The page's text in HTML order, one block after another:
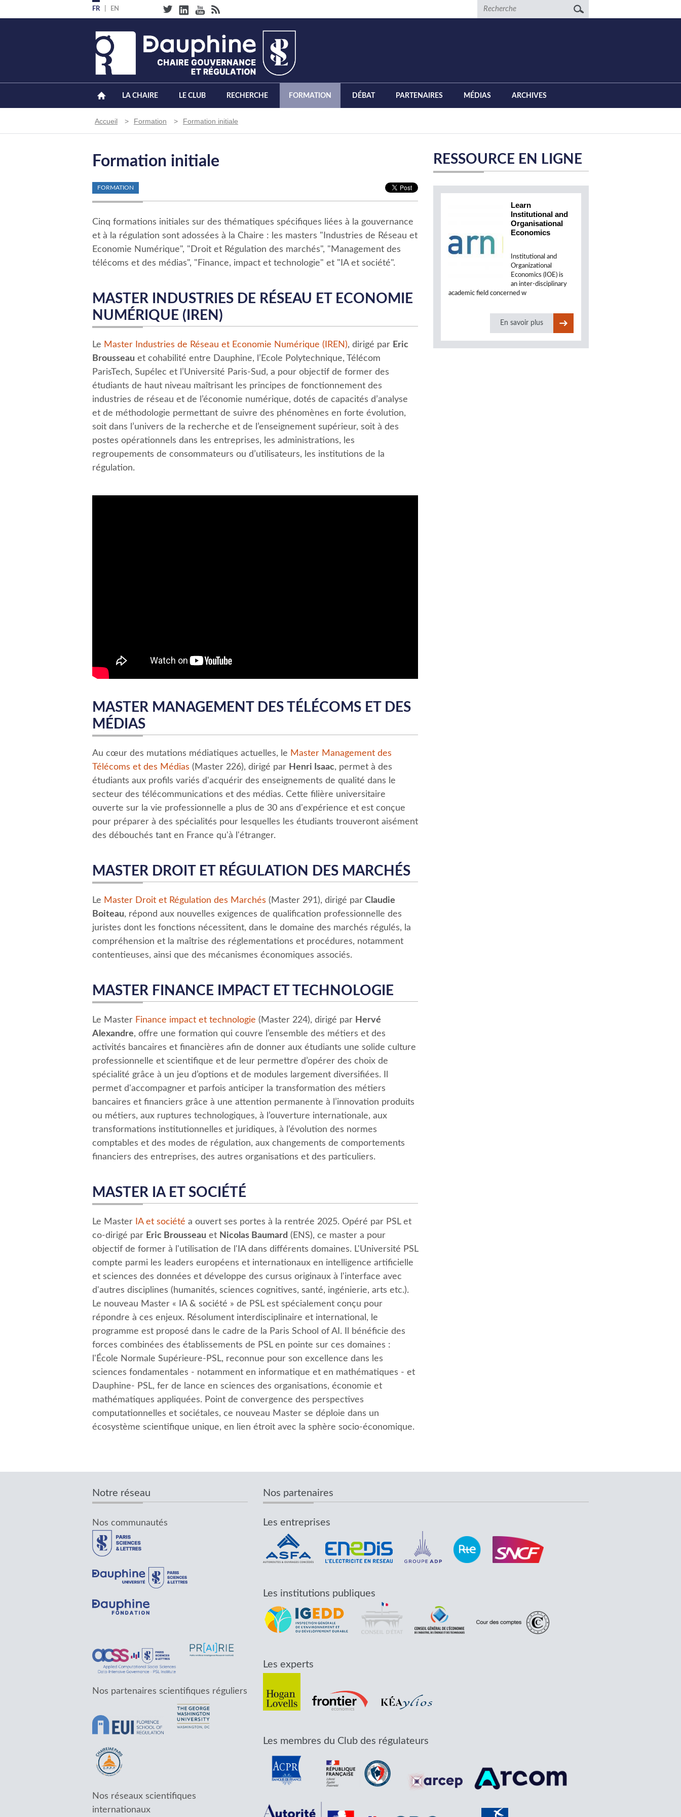
au
FR EN Recherche
LA CHAIRE LE CLUB RECHERCHE FORMATION DÉBAT PARTENAIRES MÉDIAS ARCHIVES
Fil
d'Ariane
Accueil Formation Formation initiale
Formation initiale
FORMATION
Cinq formations initiales sur des thématiques spécifiques liées à la gouvernance
et à la régulation sont adossées à la Chaire : les masters "Industries de Réseau et
Economie Numérique", "Droit et Régulation des marchés", "Management des
télécoms et des médias", "Finance, impact et technologie" et "IA et société".
MASTER INDUSTRIES DE RÉSEAU ET ECONOMIE
NUMÉRIQUE (IREN)
Le Master Industries de Réseau et Economie Numérique (IREN), dirigé par Eric
Brousseau et cohabilité entre Dauphine, l’Ecole Polytechnique, Télécom
ParisTech, Supélec et l’Université Paris-Sud, a pour objectif de former des
étudiants de haut niveau maîtrisant les principes de fonctionnement des
industries de réseau et de l’économie numérique, dotés de capacités d’analyse
et de méthodologie permettant de suivre des phénomènes en forte évolution,
soit dans l’univers de la recherche et de l’enseignement supérieur, soit à des
postes opérationnels dans les entreprises, les administrations, les
regroupements de consommateurs ou d’utilisateurs, les institutions de la
régulation.
MASTER MANAGEMENT DES TÉLÉCOMS ET DES
MÉDIAS
Au cœur des mutations médiatiques actuelles, le Master Management des
Télécoms et des Médias (Master 226), dirigé par Henri Isaac, permet à des
étudiants aux profils variés d'acquérir des enseignements de qualité dans le
secteur des télécommunications et des médias. Cette filière universitaire
ouverte sur la vie professionnelle a plus de 30 ans d'expérience et est conçue
pour préparer à des spécialités pour lesquelles les étudiants trouveront aisément
des débouchés tant en France qu'à l'étranger.
MASTER DROIT ET RÉGULATION DES MARCHÉS
Le Master Droit et Régulation des Marchés (Master 291), dirigé par Claudie
Boiteau, répond aux nouvelles exigences de qualification professionnelle des
juristes dont les fonctions nécessitent, dans le domaine des marchés régulés, la
compréhension et la maîtrise des réglementations et procédures, notamment
contentieuses, ainsi que des mécanismes économiques associés.
MASTER FINANCE IMPACT ET TECHNOLOGIE
Le Master Finance impact et technologie (Master 224), dirigé par Hervé
Alexandre, offre une formation qui couvre l’ensemble des métiers et des
activités bancaires et financières afin de donner aux étudiants une solide culture
professionnelle et scientifique et de leur permettre d’opérer des choix de
spécialité grâce à un jeu d’options et de modules largement diversifiées. Il
permet d'accompagner et parfois anticiper la transformation des métiers
bancaires et financiers grâce à une attention permanente à l’innovation produits
ou métiers, aux ruptures technologiques, à l’ouverture internationale, aux
transformations institutionnelles et juridiques, à l’évolution des normes
comptables et des modes de régulation, aux changements de comportements
financiers des entreprises, des autres organisations et des particuliers.
MASTER IA ET SOCIÉTÉ
Le Master IA et société a ouvert ses portes à la rentrée 2025. Opéré par PSL et
co-dirigé par Eric Brousseau et Nicolas Baumard (ENS), ce master a pour
objectif de former à l'utilisation de l'IA dans différents domaines. L'Université PSL
compte parmi les leaders européens et internationaux en intelligence artificielle
et sciences des données et développe des cursus originaux à l'interface avec
d'autres disciplines (humanités, sciences cognitives, santé, ingénierie, arts etc.).
Le nouveau Master « IA & société » de PSL est spécialement conçu pour
répondre à ces enjeux. Résolument interdisciplinaire et international, le
programme est proposé dans le cadre de la Paris School of AI. Il bénéficie des
forces combinées des établissements de PSL en pointe sur ces domaines :
l'École Normale Supérieure-PSL, reconnue pour son excellence dans les
sciences fondamentales - notamment en informatique et en mathématiques - et
Dauphine- PSL, fer de lance en sciences des organisations, économie et
mathématiques appliquées. Point de convergence des perspectives
computationnelles et sociétales, ce nouveau Master se déploie dans un
écosystème scientifique unique, en lien étroit avec la sphère socio-économique.
RESSOURCE EN LIGNE
Learn
Institutional and
Organisational
Economics
Institutional and
Organizational
Economics (IOE) is
an inter-disciplinary
academic field concerned w
En savoir plus
Notre réseau
Nos communautés
Nos partenaires scientifiques réguliers
Nos réseaux scientifiques
internationaux
Nos partenaires
Les entreprises
Les institutions publiques
Les experts
Les membres du Club des régulateurs